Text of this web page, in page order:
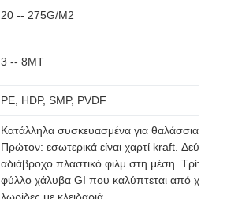
20 -- 275G/M2
3 -- 8MT
PE, HDP, SMP, PVDF
Κατάλληλα συσκευασμένα για θαλάσσια
Πρώτον: εσωτερικά είναι χαρτί kraft.
αδιάβροχο πλαστικό φιλμ στη μέση. Τρίτον:
φύλλο χάλυβα GI που καλύπτεται από